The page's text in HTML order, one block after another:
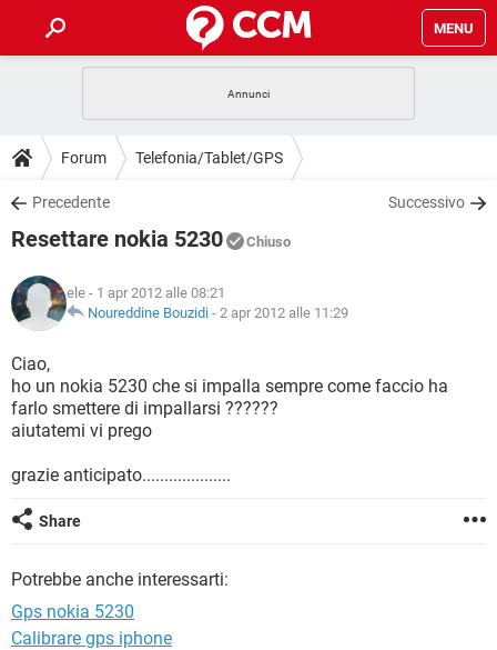
MENU
INTRATTENIMENTO ANDROID
iOS
INSTAGRAM WHATSAPP
TIKTOK
HARDWARE
GUIDE
COVID-19 GAMING
INSTAGRAM
TIKTOK
HARDWARE
DOWNLOAD
COVID-19 GAMING
INTRATTENIMENTO
iOS WINDOWS 10
INSTAGRAM
TIKTOK FACEBOOK
HARDWARE
COVID-19
INTRATTENIMENTO
iOS
INSTAGRAM WHATSAPP
HARDWARE
GLOSSARIO
COVID-19
INTRATTENIMENTO ANDROID
iOS
INSTAGRAM
TIKTOK
Forum Telefonia/Tablet/GPS
Precedente Successivo
Resettare nokia 5230 Chiuso
ele - 1 apr 2012 alle 08:21
Noureddine Bouzidi - 2 apr 2012 alle 11:29
Ciao,
ho un nokia 5230 che si impalla sempre come faccio ha
farlo smettere di impallarsi ??????
aiutatemi vi prego
grazie anticipato....................
Share
Potrebbe anche interessarti:
Gps nokia 5230
Calibrare gps iphone